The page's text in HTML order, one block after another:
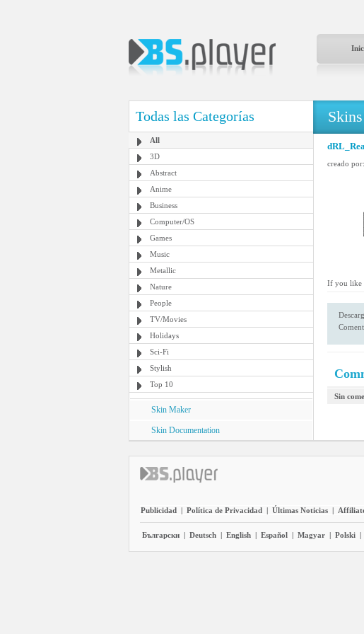
Todas las Categorías
All
3D
Abstract
Anime
Business
Computer/OS
Games
Music
Metallic
Nature
People
TV/Movies
Holidays
Sci-Fi
Stylish
Top 10
Skin Maker
Skin Documentation
creado por:
If you like
Sin
Publicidad | Política de Privacidad | Últimas Noticias |
Български | Deutsch | English | Español | Magyar | Polski |